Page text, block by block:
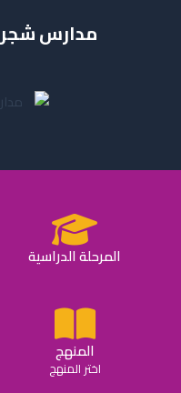
مدارس
المرحلة الدراسية
المنهج
اختر المنهج